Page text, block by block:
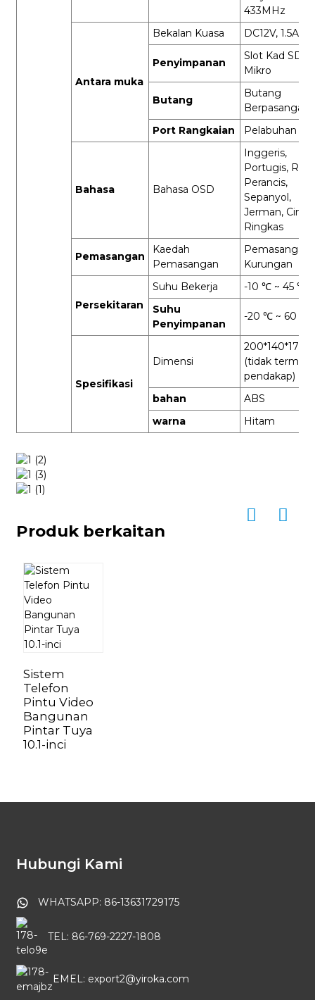
433MHz
Antara muka
Bekalan Kuasa DC12V, 1.5A
Penyimpanan
Slot Kad SD
Mikro
Butang
Butang
Berpasangan
Port Rangkaian
Pelabuhan
Bahasa Bahasa OSD
Inggeris,
Portugis,
Perancis,
Sepanyol,
Jerman, Cina
Ringkas
Pemasangan
Kaedah
Pemasangan
Pemasangan
Kurungan
Persekitaran
Suhu Bekerja
-10 ℃ ~ 45 ℃
Suhu
Penyimpanan
-20 ℃ ~ 60 ℃
Spesifikasi
Dimensi
(tidak
pendakap)
bahan
ABS
warna
Hitam
Produk berkaitan
Sistem
Telefon
Pintu Video
Bangunan
Pintar Tuya
10.1-inci
Hubungi Kami
WHATSAPP: 86-13631729175
TEL: 86-769-2227-1808
EMEL: export2@yiroka.com